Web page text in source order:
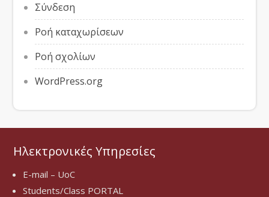
Σύνδεση
Ροή καταχωρίσεων
Ροή σχολίων
WordPress.org
Ηλεκτρονικές Υπηρεσίες
E-mail – UoC
Students/Class PORTAL